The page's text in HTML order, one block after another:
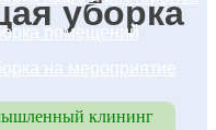
помещений
на мероприятие
клининг
уборка